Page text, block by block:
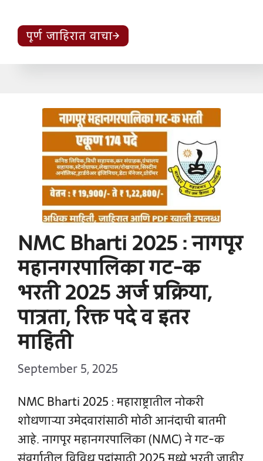
पूर्ण जाहिरात वाचा
NMC Bharti 2025 : नागपूर
महानगरपालिका गट-क
भरती 2025 अर्ज प्रक्रिया,
पात्रता, रिक्त पदे व इतर
माहिती
September 5, 2025
NMC Bharti 2025 : महाराष्ट्रातील नोकरी
शोधणाऱ्या उमेदवारांसाठी मोठी आनंदाची बातमी
आहे. नागपूर महानगरपालिका (NMC) ने गट-क